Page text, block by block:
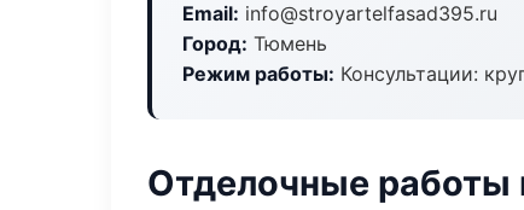
Email: info@stroyartelfasad395.ru
Город: Тюмень
Режим работы: Консультации:
Отделочные